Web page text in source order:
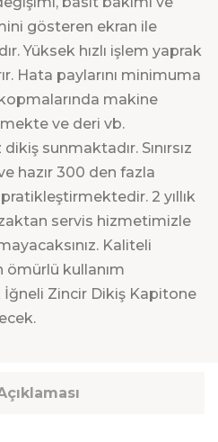
gösteren ekran ile
Yüksek hızlı işlem yaprak
Hata paylarını minimuma
makine
ve deri vb.
sunmaktadır. Sınırsız
hazır 300 den fazla
2 yıllık
servis hizmetimizle
Kaliteli
ömürlü kullanım
İğneli Zincir Dikiş Kapitone